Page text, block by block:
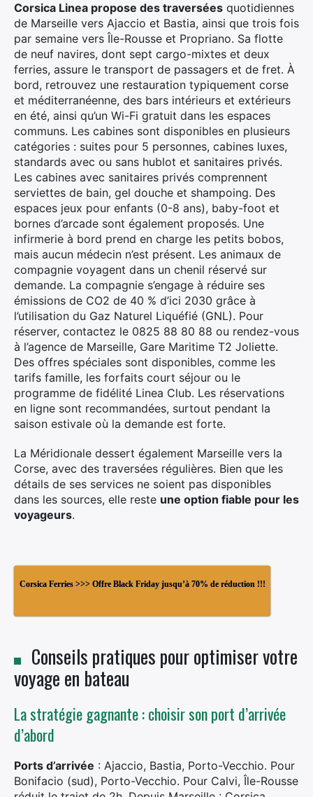
Corsica Linea propose des traversées quotidiennes
de Marseille vers Ajaccio et Bastia, ainsi que trois fois
par semaine vers Île-Rousse et Propriano. Sa flotte
de neuf navires, dont sept cargo-mixtes et deux
ferries, assure le transport de passagers et de fret. À
bord, retrouvez une restauration typiquement corse
et méditerranéenne, des bars intérieurs et extérieurs
en été, ainsi qu’un Wi-Fi gratuit dans les espaces
communs. Les cabines sont disponibles en plusieurs
catégories : suites pour 5 personnes, cabines luxes,
standards avec ou sans hublot et sanitaires privés.
Les cabines avec sanitaires privés comprennent
serviettes de bain, gel douche et shampoing. Des
espaces jeux pour enfants (0-8 ans), baby-foot et
bornes d’arcade sont également proposés. Une
infirmerie à bord prend en charge les petits bobos,
mais aucun médecin n’est présent. Les animaux de
compagnie voyagent dans un chenil réservé sur
demande. La compagnie s’engage à réduire ses
émissions de CO2 de 40 % d’ici 2030 grâce à
l’utilisation du Gaz Naturel Liquéfié (GNL). Pour
réserver, contactez le 0825 88 80 88 ou rendez-vous
à l’agence de Marseille, Gare Maritime T2 Joliette.
Des offres spéciales sont disponibles, comme les
tarifs famille, les forfaits court séjour ou le
programme de fidélité Linea Club. Les réservations
en ligne sont recommandées, surtout pendant la
saison estivale où la demande est forte.
La Méridionale dessert également Marseille vers la
Corse, avec des traversées régulières. Bien que les
détails de ses services ne soient pas disponibles
dans les sources, elle reste une option fiable pour les
voyageurs.
Corsica Ferries >>> Offre Black Friday jusqu’à 70% de réduction !!!
Conseils pratiques pour optimiser votre
voyage en bateau
La stratégie gagnante : choisir son port d’arrivée
d’abord
Ports d’arrivée : Ajaccio, Bastia, Porto-Vecchio. Pour
Bonifacio (sud), Porto-Vecchio. Pour Calvi, Île-Rousse